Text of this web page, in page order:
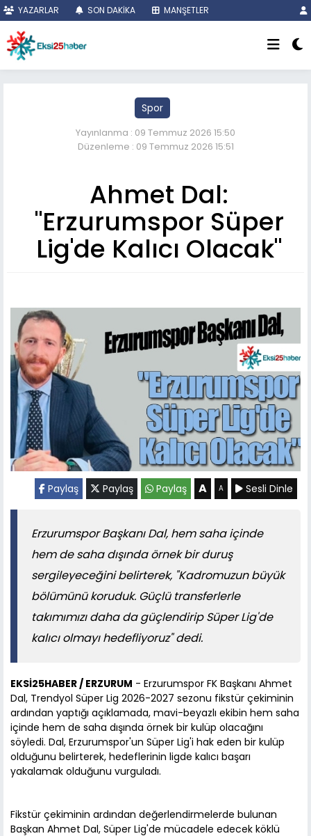
YAZARLAR SON DAKİKA MANŞETLER
Spor
Yayınlanma : 09 Temmuz 2026 15:50
Düzenleme : 09 Temmuz 2026 15:51
Ahmet Dal:
"Erzurumspor Süper
Lig'de Kalıcı Olacak"
Paylaş Paylaş Paylaş A A Sesli Dinle
Erzurumspor Başkanı Dal, hem saha içinde
hem de saha dışında örnek bir duruş
sergileyeceğini belirterek, "Kadromuzun büyük
bölümünü koruduk. Güçlü transferlerle
takımımızı daha da güçlendirip Süper Lig'de
kalıcı olmayı hedefliyoruz" dedi.
EKSİ25HABER / ERZURUM - Erzurumspor FK Başkanı Ahmet
Dal, Trendyol Süper Lig 2026-2027 sezonu fikstür çekiminin
ardından yaptığı açıklamada, mavi-beyazlı ekibin hem saha
içinde hem de saha dışında örnek bir kulüp olacağını
söyledi. Dal, Erzurumspor'un Süper Lig'i hak eden bir kulüp
olduğunu belirterek, hedeflerinin ligde kalıcı başarı
yakalamak olduğunu vurguladı.
Fikstür çekiminin ardından değerlendirmelerde bulunan
Başkan Ahmet Dal, Süper Lig'de mücadele edecek köklü